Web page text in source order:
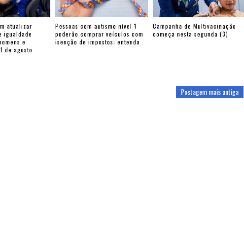
atualizar
igualdade
e
de agosto
Pessoas com autismo nível 1
poderão comprar veículos com
isenção de impostos; entenda
Campanha de Multivacinação
começa nesta segunda (3)
Postagem mais antiga